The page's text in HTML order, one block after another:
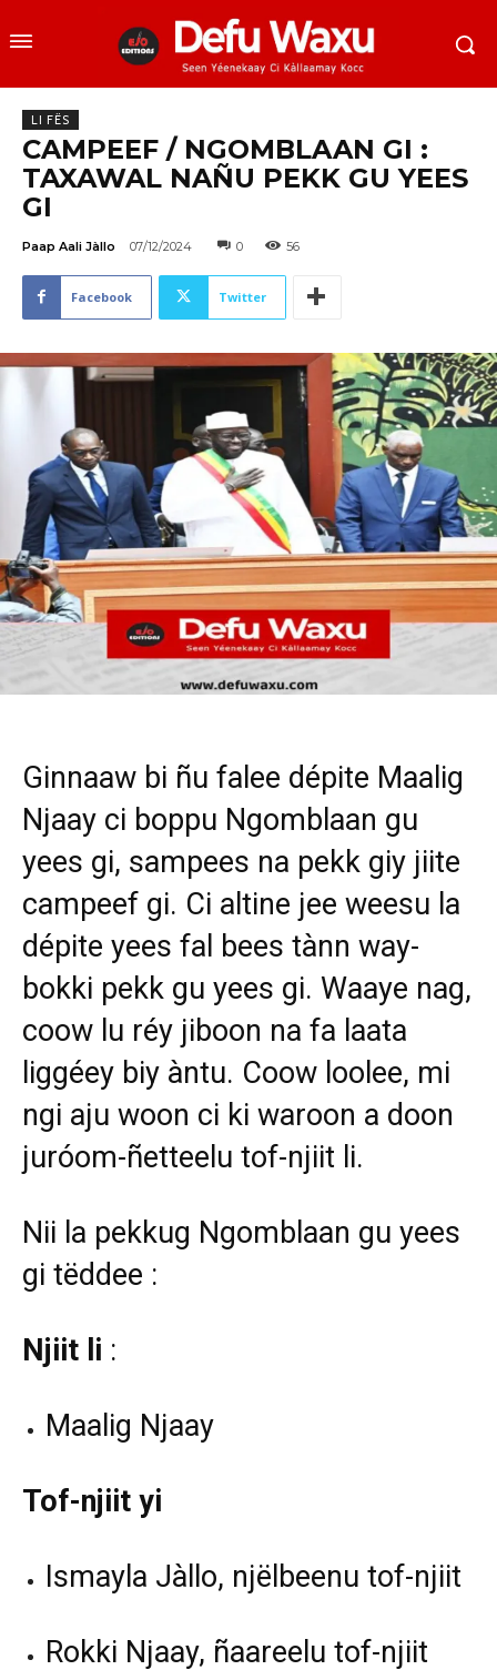
LI FËS
CAMPEEF / NGOMBLAAN GI :
TAXAWAL NAÑU PEKK GU YEES
GI
Paap Aali Jàllo 07/12/2024 0 56
Facebook Twitter
Ginnaaw bi ñu falee dépite Maalig
Njaay ci boppu Ngomblaan gu
yees gi, sampees na pekk giy jiite
campeef gi. Ci altine jee weesu la
dépite yees fal bees tànn way-
bokki pekk gu yees gi. Waaye nag,
coow lu réy jiboon na fa laata
liggéey biy àntu. Coow loolee, mi
ngi aju woon ci ki waroon a doon
juróom-ñetteelu tof-njiit li.
Nii la pekkug Ngomblaan gu yees
gi tëddee :
Njiit li :
Maalig Njaay
Tof-njiit yi
Ismayla Jàllo, njëlbeenu tof-njiit
Rokki Njaay, ñaareelu tof-njiit